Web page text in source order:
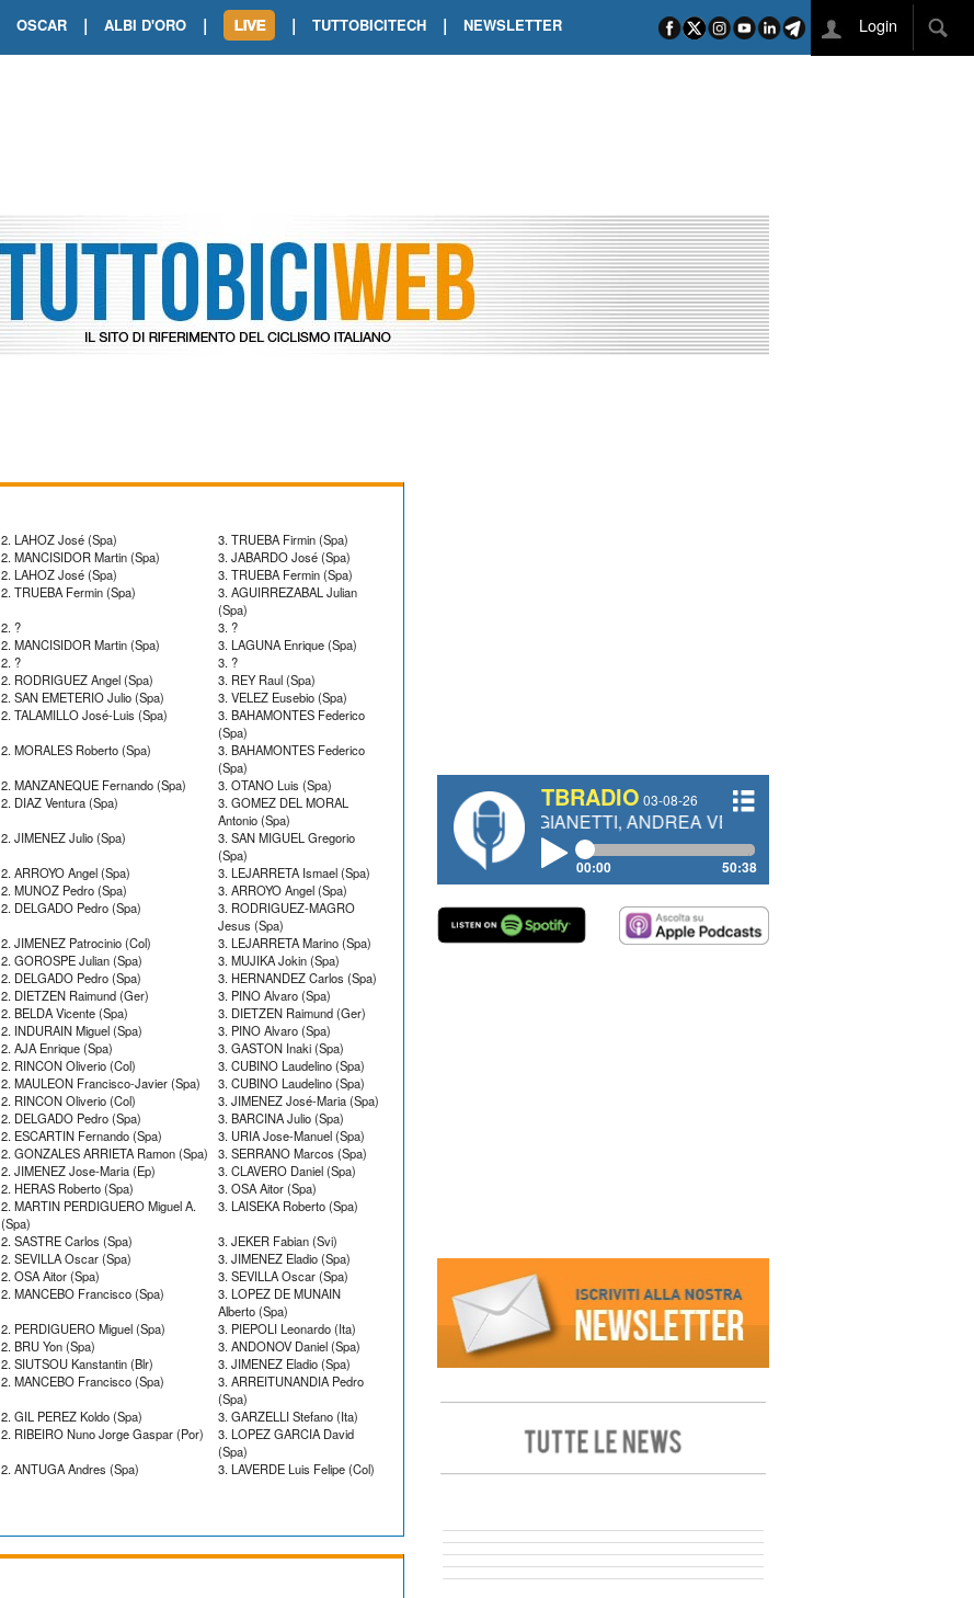
OSCAR | ALBI D'ORO |
TOUR DE FRANCE. ORCIERES-MERLETTE INCORONA CARAPAZ
TOUR DE FRANCE. A VOIRON TRIONFO DI PHILIPSEN SU SCHMID E KOOIJ
| TUTTOBICITECH | NEWSLETTER Login
2. LAHOZ José (Spa)
3. TRUEBA Firmin (Spa)
2. MANCISIDOR Martin (Spa)
3. JABARDO José (Spa)
2. LAHOZ José (Spa)
3. TRUEBA Fermin (Spa)
2. TRUEBA Fermin (Spa)
3. AGUIRREZABAL Julian
(Spa)
2. ?
3. ?
2. MANCISIDOR Martin (Spa)
3. LAGUNA Enrique (Spa)
2. ?
3. ?
2. RODRIGUEZ Angel (Spa)
3. REY Raul (Spa)
2. SAN EMETERIO Julio (Spa)
3. VELEZ Eusebio (Spa)
2. TALAMILLO José-Luis (Spa)
3. BAHAMONTES Federico
(Spa)
2. MORALES Roberto (Spa)
3. BAHAMONTES Federico
(Spa)
2. MANZANEQUE Fernando (Spa)
3. OTANO Luis (Spa)
2. DIAZ Ventura (Spa)
3. GOMEZ DEL MORAL
Antonio (Spa)
2. JIMENEZ Julio (Spa)
3. SAN MIGUEL Gregorio
(Spa)
2. ARROYO Angel (Spa)
3. LEJARRETA Ismael (Spa)
2. MUNOZ Pedro (Spa)
3. ARROYO Angel (Spa)
2. DELGADO Pedro (Spa)
3. RODRIGUEZ-MAGRO
Jesus (Spa)
2. JIMENEZ Patrocinio (Col)
3. LEJARRETA Marino (Spa)
2. GOROSPE Julian (Spa)
3. MUJIKA Jokin (Spa)
2. DELGADO Pedro (Spa)
3. HERNANDEZ Carlos (Spa)
2. DIETZEN Raimund (Ger)
3. PINO Alvaro (Spa)
2. BELDA Vicente (Spa)
3. DIETZEN Raimund (Ger)
2. INDURAIN Miguel (Spa)
3. PINO Alvaro (Spa)
2. AJA Enrique (Spa)
3. GASTON Inaki (Spa)
2. RINCON Oliverio (Col)
3. CUBINO Laudelino (Spa)
2. MAULEON Francisco-Javier (Spa)
3. CUBINO Laudelino (Spa)
2. RINCON Oliverio (Col)
3. JIMENEZ José-Maria (Spa)
2. DELGADO Pedro (Spa)
3. BARCINA Julio (Spa)
2. ESCARTIN Fernando (Spa)
3. URIA Jose-Manuel (Spa)
2. GONZALES ARRIETA Ramon (Spa)
3. SERRANO Marcos (Spa)
2. JIMENEZ Jose-Maria (Ep)
3. CLAVERO Daniel (Spa)
2. HERAS Roberto (Spa)
3. OSA Aitor (Spa)
2. MARTIN PERDIGUERO Miguel A.
(Spa)
3. LAISEKA Roberto (Spa)
2. SASTRE Carlos (Spa)
3. JEKER Fabian (Svi)
2. SEVILLA Oscar (Spa)
3. JIMENEZ Eladio (Spa)
2. OSA Aitor (Spa)
3. SEVILLA Oscar (Spa)
2. MANCEBO Francisco (Spa)
3. LOPEZ DE MUNAIN
Alberto (Spa)
2. PERDIGUERO Miguel (Spa)
3. PIEPOLI Leonardo (Ita)
2. BRU Yon (Spa)
3. ANDONOV Daniel (Spa)
2. SIUTSOU Kanstantin (Blr)
3. JIMENEZ Eladio (Spa)
2. MANCEBO Francisco (Spa)
3. ARREITUNANDIA Pedro
(Spa)
2. GIL PEREZ Koldo (Spa)
3. GARZELLI Stefano (Ita)
2. RIBEIRO Nuno Jorge Gaspar (Por)
3. LOPEZ GARCIA David
(Spa)
2. ANTUGA Andres (Spa) 3. LAVERDE Luis Felipe (Col)
TBRADIO 03-08-26
#334 CHARLY WEGELIUS, MAURO GIANETTI, ANDREA VENDRAME, FILIPPO FIORELLI
00:00 50:38